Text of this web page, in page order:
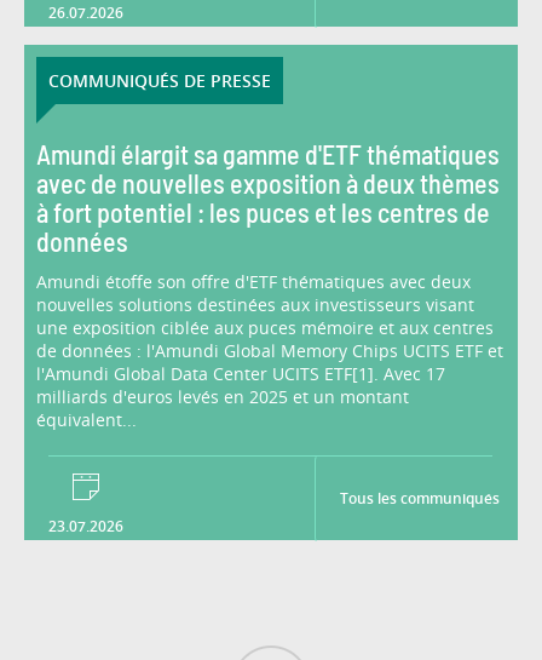
26.07.2026
COMMUNIQUÉS DE PRESSE
Amundi élargit sa gamme d'ETF thématiques
avec de nouvelles exposition à deux thèmes
à fort potentiel : les puces et les centres de
données
Amundi étoffe son offre d'ETF thématiques avec deux
nouvelles solutions destinées aux investisseurs visant
une exposition ciblée aux puces mémoire et aux centres
de données : l'Amundi Global Memory Chips UCITS ETF et
l'Amundi Global Data Center UCITS ETF[1]. Avec 17
milliards d'euros levés en 2025 et un montant
équivalent...
23.07.2026
Tous les communiqués